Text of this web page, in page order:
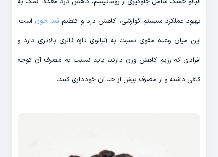
بهبود عملکرد سیستم گوارشی، کاهش درد و تنظیمقند خون است.
این میان وعده مقوی نسبت به آلبالوی تازه کالری بالاتری دارد و
افرادی که رژیم کاهش وزن دارند، باید نسبت به مصرف آن توجه
کافی داشته و از مصرف بیش از حد آن خودداری کنند.